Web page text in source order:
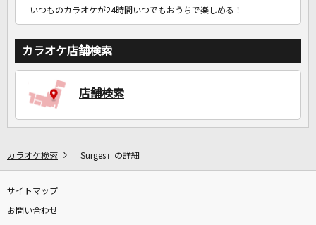
いつものカラオケが24時間いつでもおうちで楽しめる！
カラオケ店舗検索
店舗検索
カラオケ検索 「Surges」の詳細
サイトマップ
お問い合わせ